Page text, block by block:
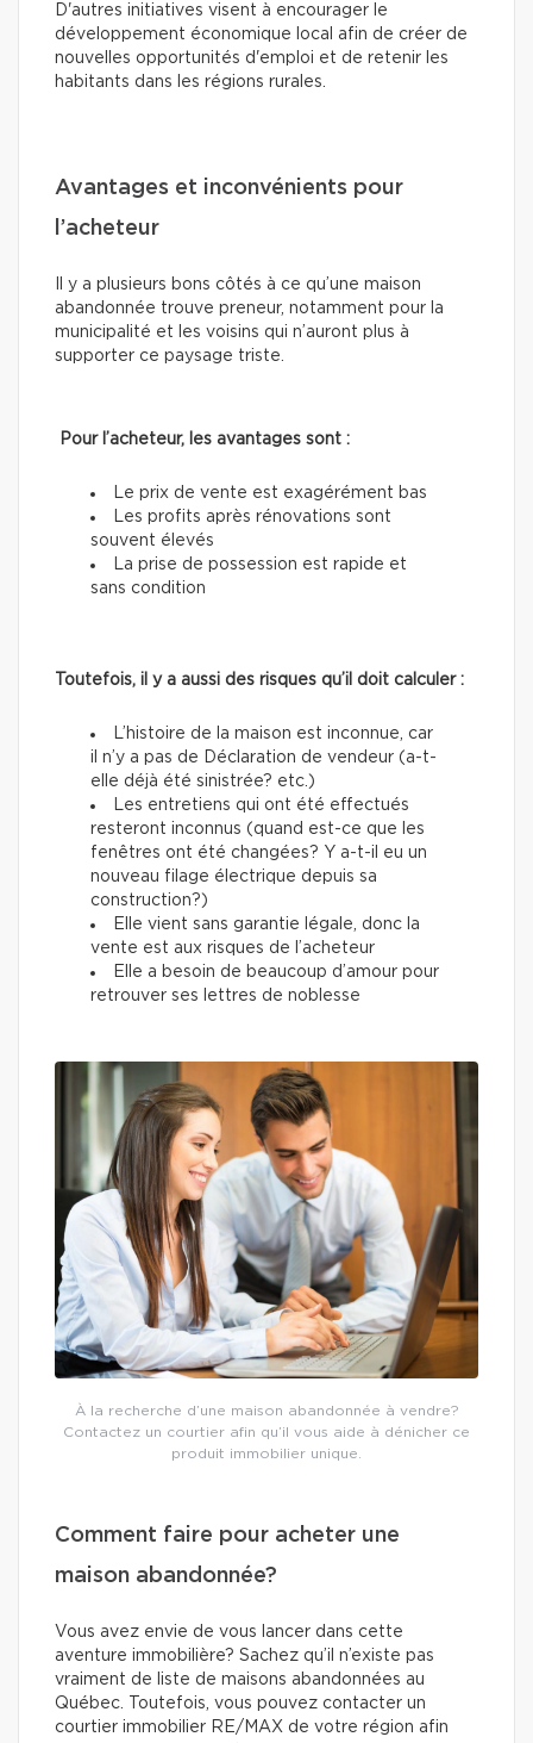
D'autres initiatives visent à encourager le
développement économique local afin de créer de
nouvelles opportunités d'emploi et de retenir les
habitants dans les régions rurales.
Avantages et inconvénients pour
l’acheteur
Il y a plusieurs bons côtés à ce qu’une maison
abandonnée trouve preneur, notamment pour la
municipalité et les voisins qui n’auront plus à
supporter ce paysage triste.
Pour l’acheteur, les avantages sont :
Le prix de vente est exagérément bas
Les profits après rénovations sont
souvent élevés
La prise de possession est rapide et
sans condition
Toutefois, il y a aussi des risques qu’il doit calculer :
L’histoire de la maison est inconnue, car
il n’y a pas de Déclaration de vendeur (a-t-
elle déjà été sinistrée? etc.)
Les entretiens qui ont été effectués
resteront inconnus (quand est-ce que les
fenêtres ont été changées? Y a-t-il eu un
nouveau filage électrique depuis sa
construction?)
Elle vient sans garantie légale, donc la
vente est aux risques de l’acheteur
Elle a besoin de beaucoup d’amour pour
retrouver ses lettres de noblesse
À la recherche d’une maison abandonnée à vendre?
Contactez un courtier afin qu’il vous aide à dénicher ce
produit immobilier unique.
Comment faire pour acheter une
maison abandonnée?
Vous avez envie de vous lancer dans cette
aventure immobilière? Sachez qu’il n’existe pas
vraiment de liste de maisons abandonnées au
Québec. Toutefois, vous pouvez contacter un
courtier immobilier RE/MAX de votre région afin